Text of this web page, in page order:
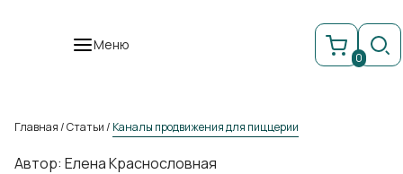
Меню
0
Главная/Статьи/ Каналы продвижения для пиццерии
Автор: Елена Краснословная